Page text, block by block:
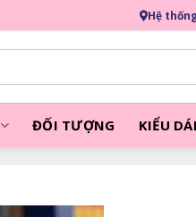
Hệ
ĐỐI TƯỢNG KIỂU